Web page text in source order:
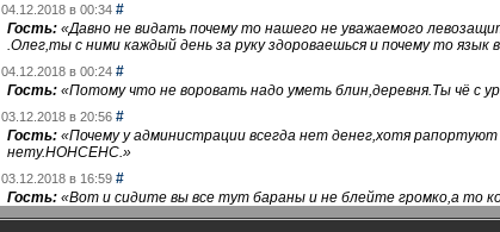
04.12.2018 в 00:34 #
Гость: «Давно не видать почему то нашего не уважаемого
.Олег,ты с ними каждый день за руку здороваешься и почему то язык
04.12.2018 в 00:24 #
Гость: «Потому что не воровать надо уметь блин,деревня.Ты чё с
03.12.2018 в 20:56 #
Гость: «Почему у администрации всегда нет денег,хотя
нету.НОНСЕНС.»
03.12.2018 в 16:59 #
Гость: «Вот и сидите вы все тут бараны и не блейте громко,а то